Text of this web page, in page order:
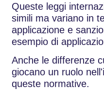
Queste leggi
simili ma variano in
applicazione e
esempio di
Anche le differenze
giocano un ruolo
queste normative.